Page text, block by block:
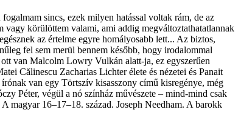
sincs, ezek milyen hatással voltak rám, de az
vagy körülöttem valami, ami addig megváltoztathatatlannak
az értelme egyre homályosabb lett... Az biztos,
fel sem merül bennem később, hogy irodalommal
van Malcolm Lowry Vulkán alatt-ja, ez egyszerűen
Călinescu Zacharias Lichter élete és nézetei és Panait
van egy Törtszív kisasszony című kisregénye, még
Péter, végül a nó színház művészete – mind-mind csak
magyar 16–17–18. század. Joseph Needham. A barokk